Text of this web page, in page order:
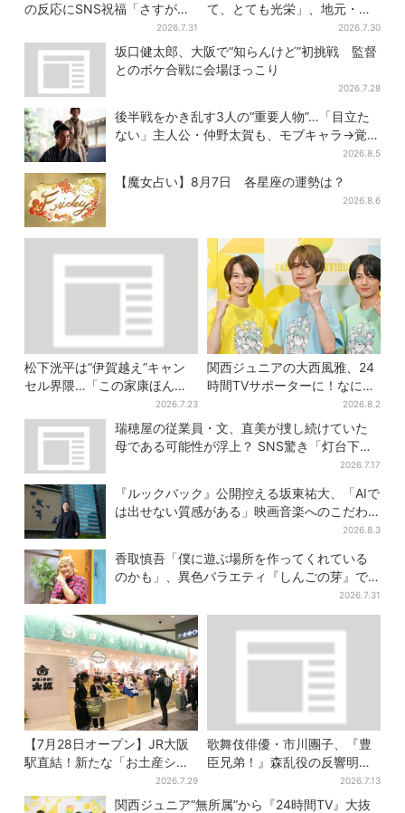
の反応にSNS祝福「さすがに
2026.7.31
て、とても光栄」、地元・奈
良へ凱旋！学生時代の思い出
エピソードも
2026.7.30
坂口健太郎、大阪で“知らんけど”初挑戦 監督
とのボケ合戦に会場ほっこり
2026.7.28
後半戦をかき乱す3人の“重要人物”…「目立た
ない」主人公・仲野太賀も、モブキャラ→覚醒
2026.8.5
【魔女占い】8月7日 各星座の運勢は？
2026.8.6
松下洸平は“伊賀越え”キャン
セル界隈…「この家康ほんと
憎たらしいな」【豊臣兄弟】
2026.7.23
関西ジュニアの大西風雅、24
時間TVサポーターに！なにわ
男子・藤原丈一郎からの応援
メッセージを告白
2026.8.2
瑞穂屋の従業員・文、直美が捜し続けていた
母である可能性が浮上？ SNS驚き「灯台下暗
2026.7.17
『ルックバック』公開控える坂東祐大、「AIで
は出せない質感がある」映画音楽へのこだわ
2026.8.3
香取慎吾「僕に遊ぶ場所を作ってくれている
のかも」、異色バラエティ『しんごの芽』で
2026.7.31
【7月28日オープン】JR大阪
駅直結！新たな「お土産ショ
ップ」、銘菓バラ売りで地元
民の“おやつ調達”にも
2026.7.29
歌舞伎俳優・市川團子、『豊
臣兄弟！』森乱役の反響明か
す「素顔の芝居が新鮮と…」
2026.7.13
関西ジュニア“無所属”から『24時間TV』大抜